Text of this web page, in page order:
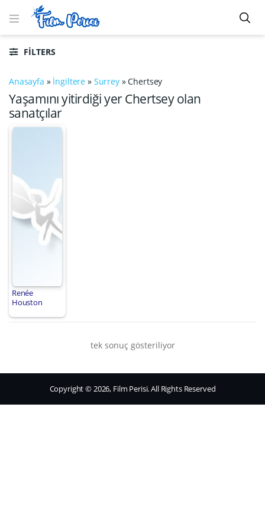
FILTERS
Anasayfa » İngiltere » Surrey»Chertsey
Yaşamını yitirdiği yer Chertsey olan
sanatçılar
Renée
Houston
tek sonuç gösteriliyor
Copyright © 2026, Film Perisi. All Rights Reserved